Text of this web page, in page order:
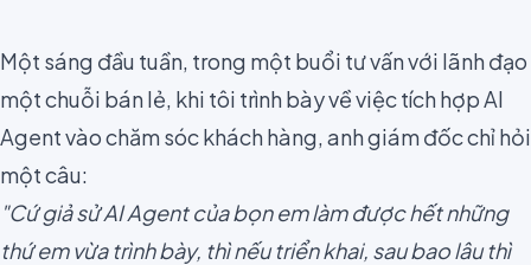
Một sáng đầu tuần, trong một buổi tư vấn với lãnh đạo
một chuỗi bán lẻ, khi tôi trình bày về việc tích hợp AI
Agent vào chăm sóc khách hàng, anh giám đốc chỉ hỏi
một câu:
"Cứ giả sử AI Agent của bọn em làm được hết những
thứ em vừa trình bày, thì nếu triển khai, sau bao lâu thì